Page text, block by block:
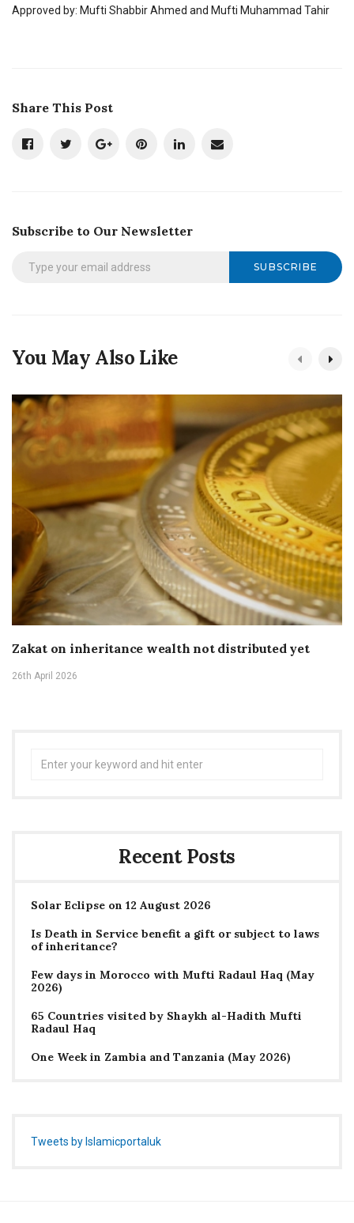
Approved by: Mufti Shabbir Ahmed and Mufti Muhammad Tahir
Share This Post
Subscribe to Our Newsletter
SUBSCRIBE
You May Also Like
Zakat on inheritance wealth not distributed yet
26th April 2026
Recent Posts
Solar Eclipse on 12 August 2026
Is Death in Service benefit a gift or subject to laws
of inheritance?
Few days in Morocco with Mufti Radaul Haq (May
2026)
65 Countries visited by Shaykh al-Hadith Mufti
Radaul Haq
One Week in Zambia and Tanzania (May 2026)
Tweets by Islamicportaluk